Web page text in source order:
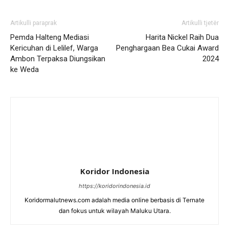
Artikulli paraprak
Pemda Halteng Mediasi
Kericuhan di Lelilef, Warga
Ambon Terpaksa Diungsikan
ke Weda
Artikulli tjetër
Harita Nickel Raih Dua
Penghargaan Bea Cukai Award
2024
Koridor Indonesia
https://koridorindonesia.id
Koridormalutnews.com adalah media online berbasis di Ternate
dan fokus untuk wilayah Maluku Utara.